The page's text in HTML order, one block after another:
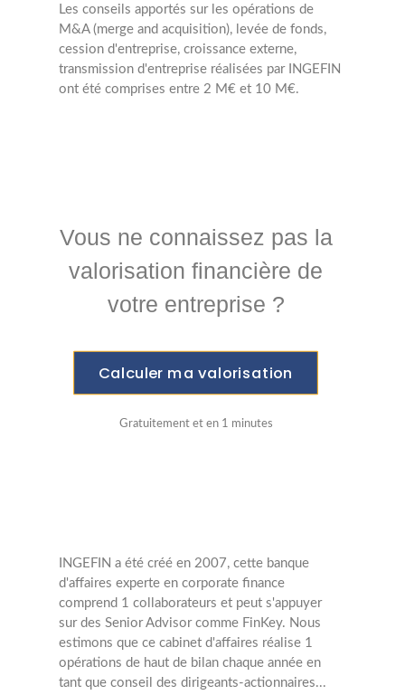
Les conseils apportés sur les opérations de
M&A (merge and acquisition), levée de fonds,
cession d'entreprise, croissance externe,
transmission d'entreprise réalisées par INGEFIN
ont été comprises entre 2 M€ et 10 M€.
Vous ne connaissez pas la
valorisation financière de
votre entreprise ?
Calculer ma valorisation
Gratuitement et en 1 minutes
INGEFIN a été créé en 2007, cette banque
d'affaires experte en corporate finance
comprend 1 collaborateurs et peut s'appuyer
sur des Senior Advisor comme FinKey. Nous
estimons que ce cabinet d'affaires réalise 1
opérations de haut de bilan chaque année en
tant que conseil des dirigeants-actionnaires...